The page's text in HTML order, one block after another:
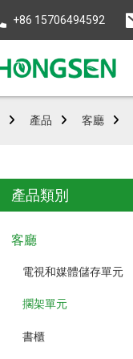
+86 15706494592
產品 客廳
產品類別
客廳
電視和媒體儲存單元
擱架單元
書櫃